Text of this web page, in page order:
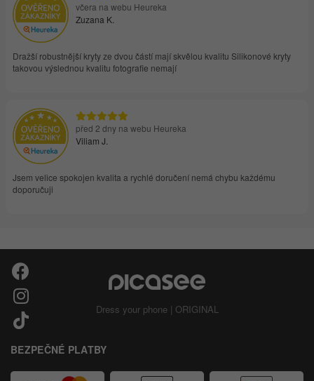
včera na webu Heureka
Zuzana K.
Dražší robustnější kryty ze dvou částí mají skvělou kvalitu Silikonové kryty
takovou výslednou kvalitu fotografie nemají
před 2 dny na webu Heureka
Viliam J.
Jsem velice spokojen kvalita a rychlé doručení nemá chybu každému
doporučuji
Dress your phone | ORIGINAL
BEZPEČNÉ PLATBY